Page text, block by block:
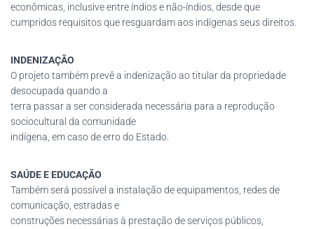
econômicas, inclusive entre índios e não-índios, desde que
cumpridos requisitos que resguardam aos indígenas seus direitos.
INDENIZAÇÃO
O projeto também prevê a indenização ao titular da propriedade
desocupada quando a
terra passar a ser considerada necessária para a reprodução
sociocultural da comunidade
indígena, em caso de erro do Estado.
SAÚDE E EDUCAÇÃO
Também será possível a instalação de equipamentos, redes de
comunicação, estradas e
construções necessárias à prestação de serviços públicos,